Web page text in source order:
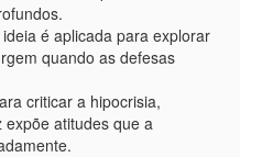
é aplicada para explorar
quando as defesas
criticar a hipocrisia,
atitudes que a